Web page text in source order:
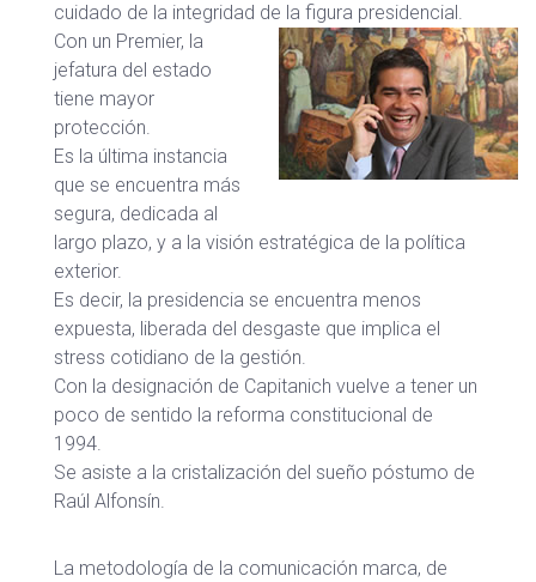
cuidado de la integridad de la figura presidencial.
Con un Premier, la
jefatura del estado
tiene mayor
protección.
Es la última instancia
que se encuentra más
segura, dedicada al
largo plazo, y a la visión estratégica de la política
exterior.
Es decir, la presidencia se encuentra menos
expuesta, liberada del desgaste que implica el
stress cotidiano de la gestión.
Con la designación de Capitanich vuelve a tener un
poco de sentido la reforma constitucional de
1994.
Se asiste a la cristalización del sueño póstumo de
Raúl Alfonsín.
La metodología de la comunicación marca, de